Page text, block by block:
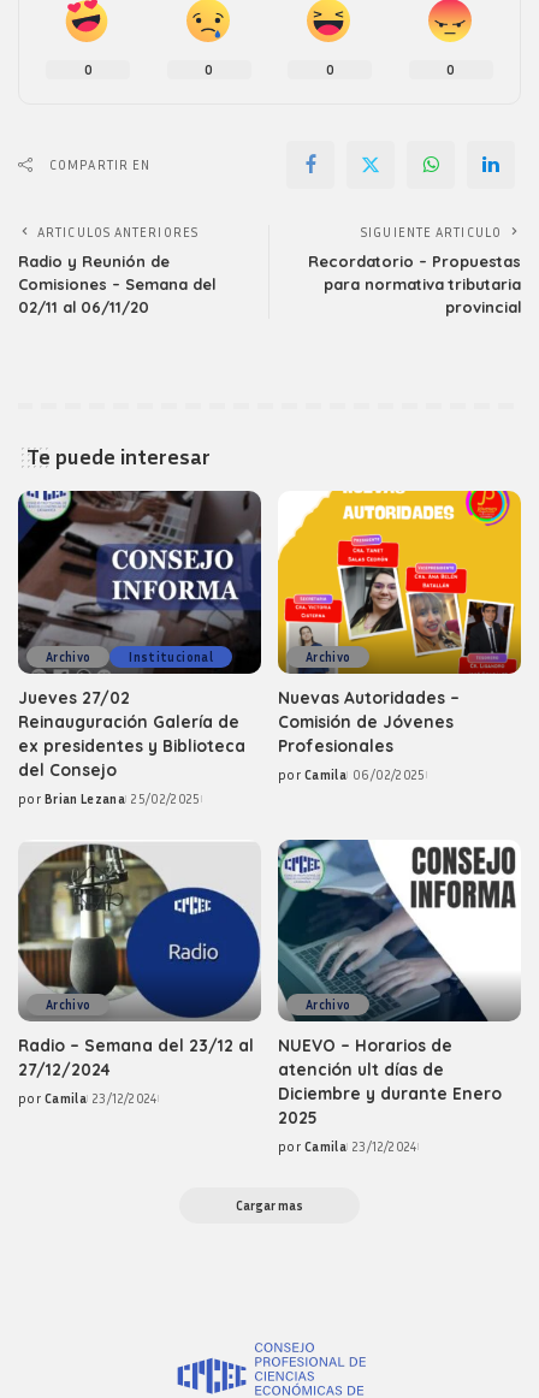
0 0 0 0
COMPARTIR EN
ARTICULOS ANTERIORES
Radio y Reunión de
Comisiones – Semana del
02/11 al 06/11/20
SIGUIENTE ARTICULO
Recordatorio – Propuestas
para normativa tributaria
provincial
Te puede interesar
Archivo Institucional
Jueves 27/02
Reinauguración Galería de
ex presidentes y Biblioteca
del Consejo
Posted
por Brian Lezana 25/02/2025
Archivo
Nuevas Autoridades –
Comisión de Jóvenes
Profesionales
Posted
por Camila 06/02/2025
Archivo
Radio – Semana del 23/12 al
27/12/2024
Posted
por Camila 23/12/2024
Archivo
NUEVO – Horarios de
atención ult días de
Diciembre y durante Enero
2025
Posted
por Camila 23/12/2024
Cargar mas